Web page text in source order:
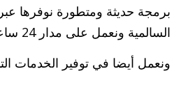
برمجة حديثة ومتطورة نوفرها
السالمية ونعمل على مدار 24 ساعة لتلبية كافة الطلبات
ونعمل أيضا في توفير الخدمات